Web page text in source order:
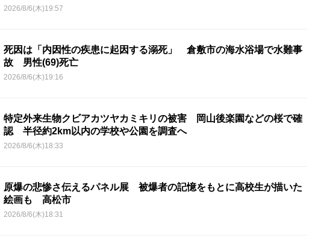
2026/8/6(木)19:57
死因は「内因性の疾患に起因する溺死」 倉敷市の海水浴場で水難事
故 男性(69)死亡
2026/8/6(木)19:16
特定外来生物クビアカツヤカミキリの被害 岡山後楽園などの桜で確
認 半径約2km以内の学校や公園を調査へ
2026/8/6(木)18:33
原爆の悲惨さ伝えるパネル展 被爆者の記憶をもとに高校生が描いた
絵画も 高松市
2026/8/6(木)18:31